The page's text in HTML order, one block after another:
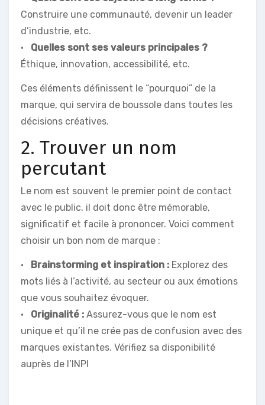
Construire une communauté, devenir un leader
d’industrie, etc.
• Quelles sont ses valeurs principales ?
Éthique, innovation, accessibilité, etc.
Ces éléments définissent le “pourquoi” de la
marque, qui servira de boussole dans toutes les
décisions créatives.
2. Trouver un nom
percutant
Le nom est souvent le premier point de contact
avec le public, il doit donc être mémorable,
significatif et facile à prononcer. Voici comment
choisir un bon nom de marque :
• Brainstorming et inspiration : Explorez des
mots liés à l’activité, au secteur ou aux émotions
que vous souhaitez évoquer.
• Originalité : Assurez-vous que le nom est
unique et qu’il ne crée pas de confusion avec des
marques existantes. Vérifiez sa disponibilité
auprès de l’INPI